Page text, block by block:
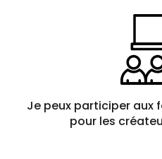
Je peux participer aux
pour les